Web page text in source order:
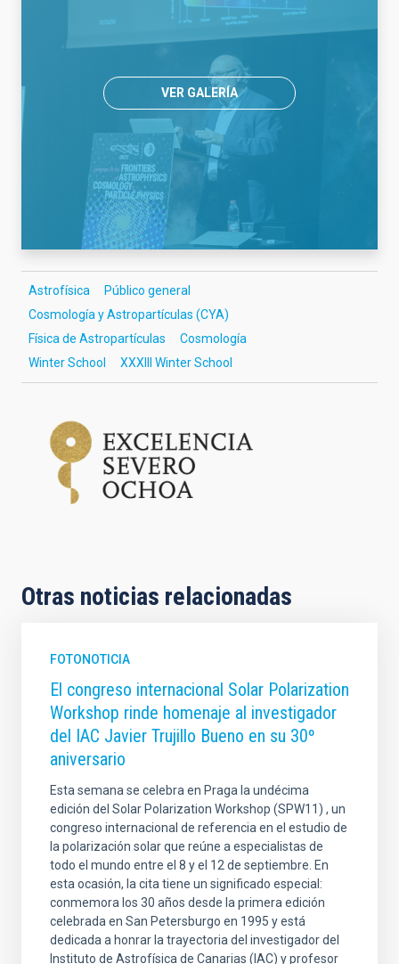
VER GALERÍA
Astrofísica
Público general
Cosmología y Astropartículas (CYA)
Física de Astropartículas
Cosmología
Winter School
XXXIII Winter School
Otras noticias relacionadas
FOTONOTICIA
El congreso internacional Solar Polarization
Workshop rinde homenaje al investigador
del IAC Javier Trujillo Bueno en su 30º
aniversario
Esta semana se celebra en Praga la undécima
edición del Solar Polarization Workshop (SPW11) , un
congreso internacional de referencia en el estudio de
la polarización solar que reúne a especialistas de
todo el mundo entre el 8 y el 12 de septiembre. En
esta ocasión, la cita tiene un significado especial:
conmemora los 30 años desde la primera edición
celebrada en San Petersburgo en 1995 y está
dedicada a honrar la trayectoria del investigador del
Instituto de Astrofísica de Canarias (IAC) y profesor